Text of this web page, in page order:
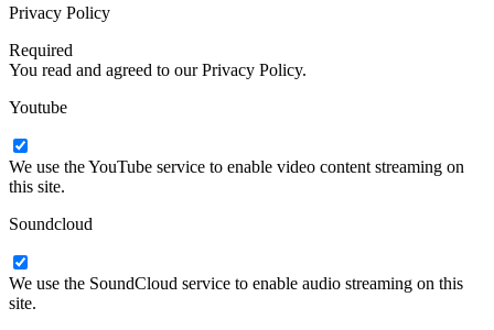
Privacy Policy
Required
You read and agreed to our Privacy Policy.
Youtube
We use the YouTube service to enable video content streaming on
this site.
Soundcloud
We use the SoundCloud service to enable audio streaming on this
site.